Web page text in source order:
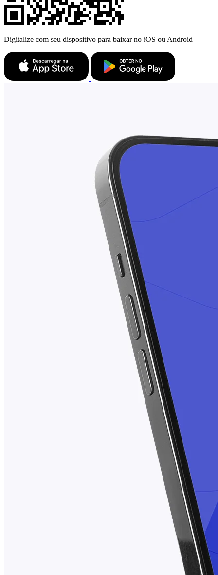
Digitalize com seu dispositivo para baixar no iOS ou Android